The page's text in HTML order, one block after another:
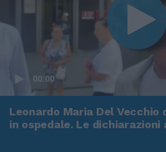
00:00
Leonardo Maria Del Vecchio
in ospedale. Le